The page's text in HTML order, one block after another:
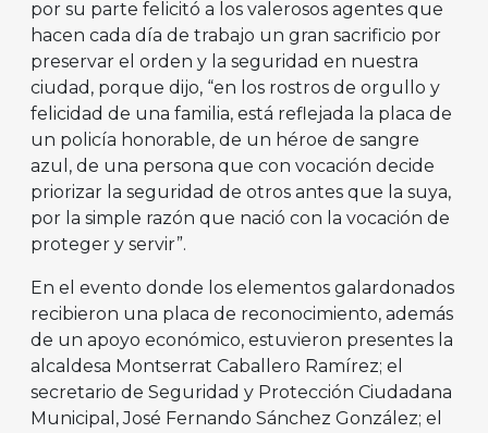
por su parte felicitó a los valerosos agentes que
hacen cada día de trabajo un gran sacrificio por
preservar el orden y la seguridad en nuestra
ciudad, porque dijo, “en los rostros de orgullo y
felicidad de una familia, está reflejada la placa de
un policía honorable, de un héroe de sangre
azul, de una persona que con vocación decide
priorizar la seguridad de otros antes que la suya,
por la simple razón que nació con la vocación de
proteger y servir”.
En el evento donde los elementos galardonados
recibieron una placa de reconocimiento, además
de un apoyo económico, estuvieron presentes la
alcaldesa Montserrat Caballero Ramírez; el
secretario de Seguridad y Protección Ciudadana
Municipal, José Fernando Sánchez González; el